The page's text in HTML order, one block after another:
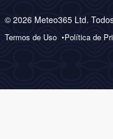
© 2026 Meteo365 Ltd.
Termos de Uso Política de